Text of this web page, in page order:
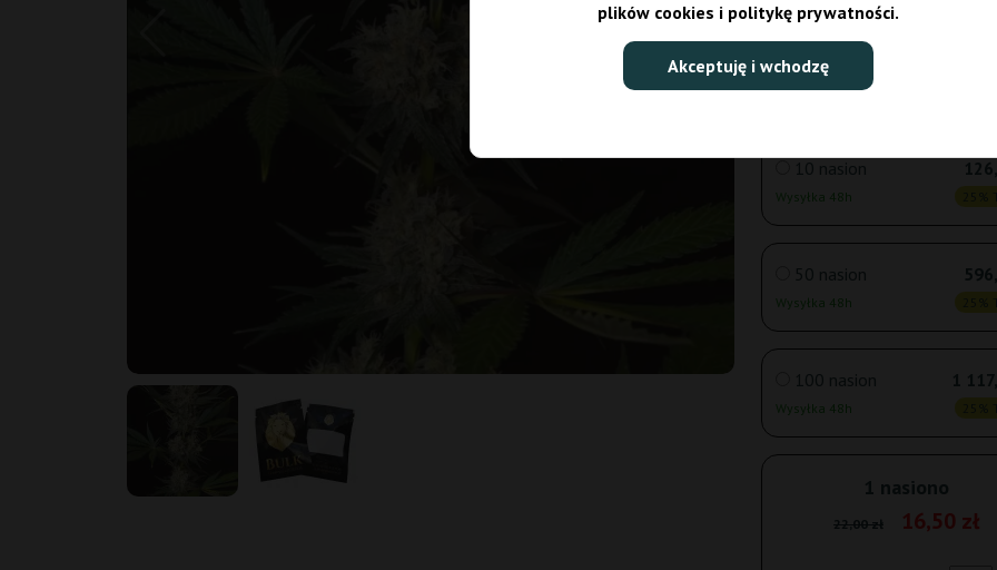
plików cookies i politykę prywatności.
Akceptuję i wchodzę
5 nasion
Wysyłka 24h
10 nasion
Wysyłka 48h
50 nasion
Wysyłka 48h
100 nasion
Wysyłka 48h
1
1 nasiono
22,00 zł 16,50 zł